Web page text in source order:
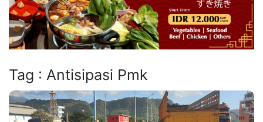
Tag : Antisipasi Pmk